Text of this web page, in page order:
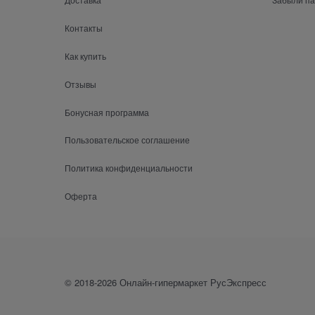
Контакты
Как купить
Отзывы
Бонусная программа
Пользовательское соглашение
Политика конфиденциальности
Оферта
© 2018-2026 Онлайн-гипермаркет РусЭкспресс